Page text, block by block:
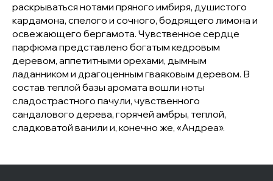
раскрываться нотами пряного имбиря, душистого
кардамона, спелого и сочного, бодрящего лимона и
освежающего бергамота. Чувственное сердце
парфюма представлено богатым кедровым
деревом, аппетитными орехами, дымным
ладанником и драгоценным гваяковым деревом. В
состав теплой базы аромата вошли ноты
сладострастного пачули, чувственного
сандалового дерева, горячей амбры, теплой,
сладковатой ванили и, конечно же, «Андреа».